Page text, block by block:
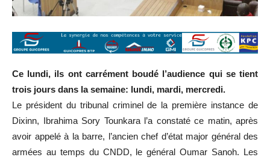
Ce lundi, ils ont carrément boudé l’audience qui se tient
trois jours dans la semaine: lundi, mardi, mercredi.
Le président du tribunal criminel de la première instance de
Dixinn, Ibrahima Sory Tounkara l’a constaté ce matin, après
avoir appelé à la barre, l’ancien chef d’état major général des
armées au temps du CNDD, le général Oumar Sanoh. Les